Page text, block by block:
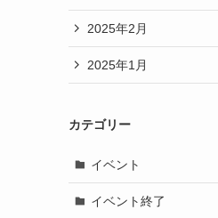
2025年2月
2025年1月
カテゴリー
イベント
イベント終了